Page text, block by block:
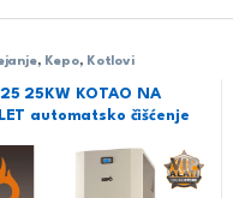
, Kepo, Kotlovi
25KW KOTAO NA
automatsko čišćenje